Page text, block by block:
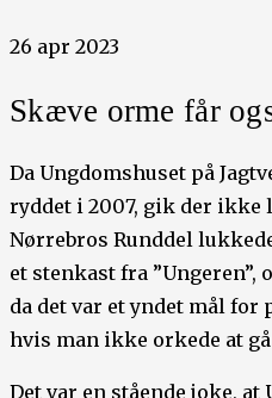
26 apr 2023
Skæve orme får
Da Ungdomshuset på
ryddet i 2007, gik der ikke
Nørrebros Runddel
et stenkast fra ”Ungeren”,
da det var et yndet mål
hvis man ikke orkede at
Det var en stående joke,